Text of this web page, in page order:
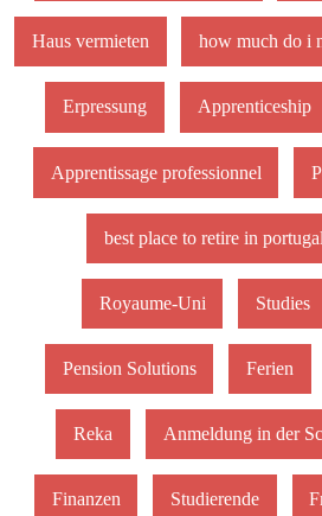
Haus vermieten how much do i
Erpressung Apprenticeship
Apprentissage professionnel
best place to retire in portugal
Royaume-Uni Studies
Pension Solutions Ferien
Reka Anmeldung in der
Finanzen Studierende